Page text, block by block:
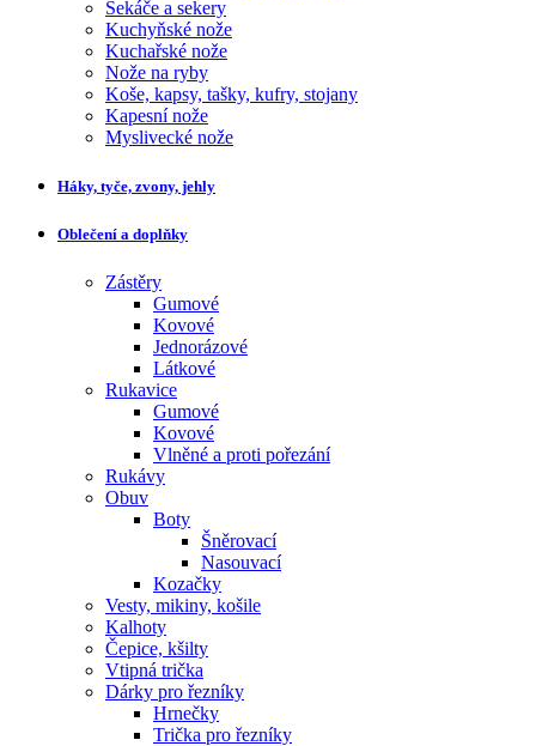
Sekáče a sekery
Kuchyňské nože
Kuchařské nože
Nože na ryby
Koše, kapsy, tašky, kufry, stojany
Kapesní nože
Myslivecké nože
Háky, tyče, zvony, jehly
Oblečení a doplňky
Zástěry
Gumové
Kovové
Jednorázové
Látkové
Rukavice
Gumové
Kovové
Vlněné a proti pořezání
Rukávy
Obuv
Boty
Šněrovací
Nasouvací
Kozačky
Vesty, mikiny, košile
Kalhoty
Čepice, kšilty
Vtipná trička
Dárky pro řezníky
Hrnečky
Trička pro řezníky